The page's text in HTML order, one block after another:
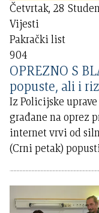
Četvrtak, 28
Vijesti
Pakrački list
904
OPREZNO S
popuste, ali i
Iz Policijske
građane na oprez
internet vrvi od
(Crni petak)